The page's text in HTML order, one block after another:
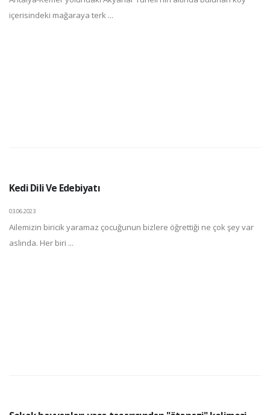
içerisindeki mağaraya terk ...
Kedi Dili Ve Edebiyatı
03.06.2023
Ailemizin biricik yaramaz çocuğunun bizlere öğrettiği ne çok şey var
aslında. Her biri ...